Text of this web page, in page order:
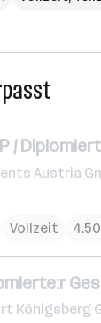
/
Austria
Vollzeit
Königsberg